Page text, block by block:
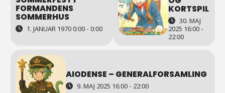
FORMANDENS
SOMMERHUS
1. JANUAR 1970 0:00 - 0:00
KORTSPIL
30. MAJ
2025 16:00 -
22:00
AIODENSE – GENERALFORSAMLING
9. MAJ 2025 16:00 - 22:00